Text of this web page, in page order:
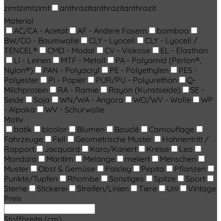
zimtzimtzimt anthrazitanthrazitanthrazit
Material
AC/CA - Acetat
AF - Andere Fasern
bomboo
BW/CO - Baumwolle
CLY - Lyocell
CLY - Lyocell /
TENCEL®
CMD - Modal CV - Viskose
EL - Elasthan
LI - Leinen
MTF - Metall
PA - Polyamid (Perlon®,
Nylon®)
PAN - Polyacryl PE - Polyethylen
PES -
Polyester
PI - Papier PUR/PU - Polyurethan
Q-
Milchprotein
RA - Ramie Rayon (Kunstseide)
SE -
Seide
Soja WN/WA - Angora WO/WV - Wolle
WP
- Alpaka
WV - Schurwolle
Motiv
batik
bicolor Blumen Bouclé
Camouflage
Fahrzeuge
Fell Geometrische Muster
Hahnentritt /
Rapport
Jacquard Karo/Kariert Kreise
Leo
Mandala
Maritim Melange meliert
Menschen
Muster
Obst & Gemüse Paisley Pepita
Pflanzen
Punkte/Tupfen
Rhombe Sonstiges Spitze
Sport
Sterne
Stickerei Streifen/Linien Tiere Uni
Vintage
Preis
Stoffbreite (cm)